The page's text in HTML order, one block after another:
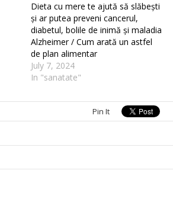
Dieta cu mere te ajută să slăbești
și ar putea preveni cancerul,
diabetul, bolile de inimă și maladia
Alzheimer / Cum arată un astfel
de plan alimentar
July 7, 2024
In "sanatate"
Pin It